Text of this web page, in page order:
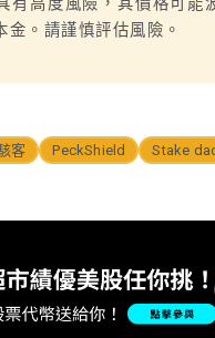
金。請謹慎評估風險。
客 PeckShield Stake